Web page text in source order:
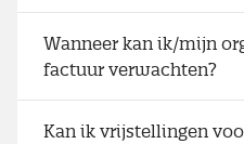
Wanneer kan ik/mijn
factuur verwachten?
Kan ik vrijstellingen